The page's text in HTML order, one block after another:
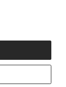
Impressum